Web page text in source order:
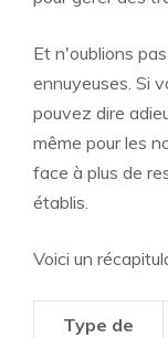
Et n'oublions
ennuyeuses. Si
pouvez dire
même pour les
face à plus de
établis.
Voici un
Type de